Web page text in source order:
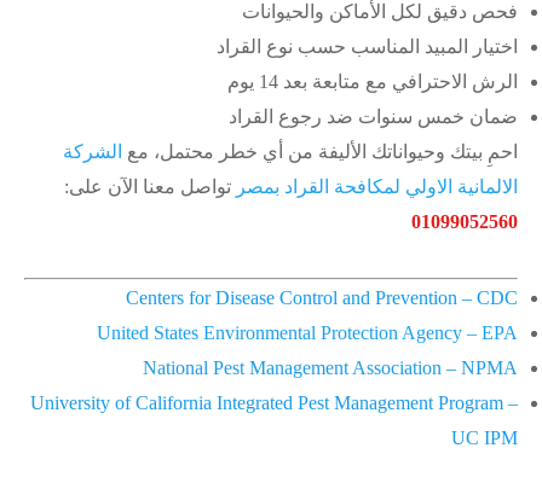
فحص دقيق لكل الأماكن والحيوانات
اختيار المبيد المناسب حسب نوع القراد
الرش الاحترافي مع متابعة بعد 14 يوم
ضمان خمس سنوات ضد رجوع القراد
احمِ بيتك وحيواناتك الأليفة من أي خطر محتمل، مع الشركة
الالمانية الاولي لمكافحة القراد بمصر تواصل معنا الآن على:
01099052560
Centers for Disease Control and Prevention – CDC
United States Environmental Protection Agency – EPA
National Pest Management Association – NPMA
University of California Integrated Pest Management Program –
UC IPM